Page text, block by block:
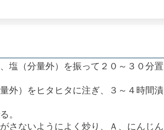
塩（分量外）を振って２０～３０分置
）をヒタヒタに注ぎ、３～４時間漬
。
さないようによく炒り、Ａ、にんじん